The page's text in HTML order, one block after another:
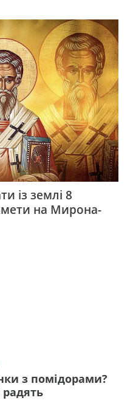
із землі 8
на Мирона-
з помідорами?
радять